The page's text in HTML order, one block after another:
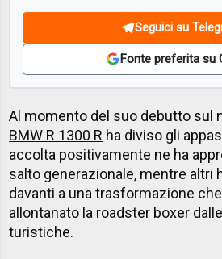
Seguici su
Fonte preferita su
Al momento del suo debutto sul
BMW R 1300 R ha diviso gli
accolta positivamente ne ha
salto generazionale, mentre altri
davanti a una trasformazione
allontanato la roadster boxer
turistiche.